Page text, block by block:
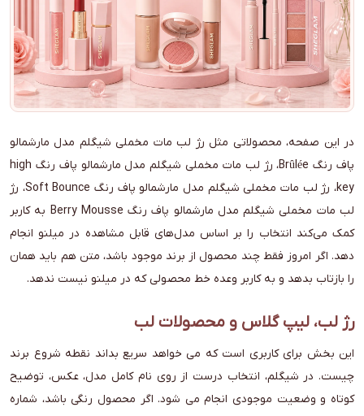
در این صفحه، محصولاتی مثل رژ لب مات مخملی شیگلم مدل مارشمالو
پاف رنگ Brûlée، رژ لب مات مخملی شیگلم مدل مارشمالو پاف رنگ high
key، رژ لب مات مخملی شیگلم مدل مارشمالو پاف رنگ Soft Bounce، رژ
لب مات مخملی شیگلم مدل مارشمالو پاف رنگ Berry Mousse به کاربر
کمک می‌کند انتخاب را بر اساس مدل‌های قابل مشاهده در میلنو انجام
دهد. اگر امروز فقط چند محصول از برند موجود باشد، متن هم باید همان
را بازتاب بدهد و به کاربر وعده خط محصولی که در میلنو نیست ندهد.
رژ لب، لیپ گلاس و محصولات لب
این بخش برای کاربری است که می خواهد سریع بداند نقطه شروع برند
چیست. در شیگلم، انتخاب درست از روی نام کامل مدل، عکس، توضیح
کوتاه و وضعیت موجودی انجام می شود. اگر محصول رنگی باشد، شماره